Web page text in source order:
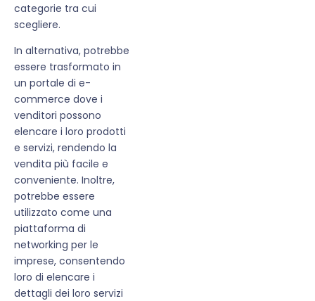
categorie tra cui
scegliere.
In alternativa, potrebbe
essere trasformato in
un portale di e-
commerce dove i
venditori possono
elencare i loro prodotti
e servizi, rendendo la
vendita più facile e
conveniente. Inoltre,
potrebbe essere
utilizzato come una
piattaforma di
networking per le
imprese, consentendo
loro di elencare i
dettagli dei loro servizi